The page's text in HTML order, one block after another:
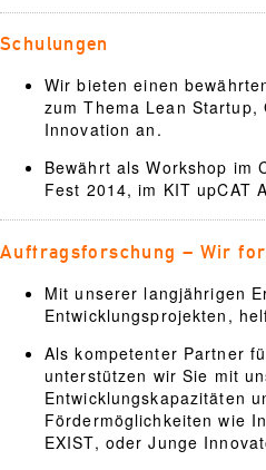
Schulungen
Wir bieten einen
zum Thema Lean
Innovation an.
Bewährt als Workshop im
Fest 2014, im KIT upCAT
Auftragsforschung – Wir
Mit unserer langjährigen
Entwicklungsprojekten,
Als kompetenter Partner
unterstützen wir Sie mit
Entwicklungskapazitäten
Fördermöglichkeiten wie
EXIST, oder Junge